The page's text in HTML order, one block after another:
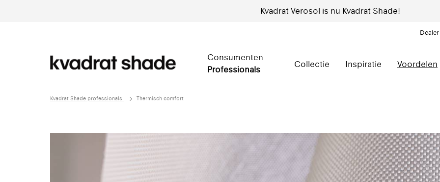
Kvadrat Verosol is nu Kvadrat Shade!
Consumenten
Professionals
Collectie Inspiratie Voordelen
Kvadrat Shade professionals Thermisch comfort